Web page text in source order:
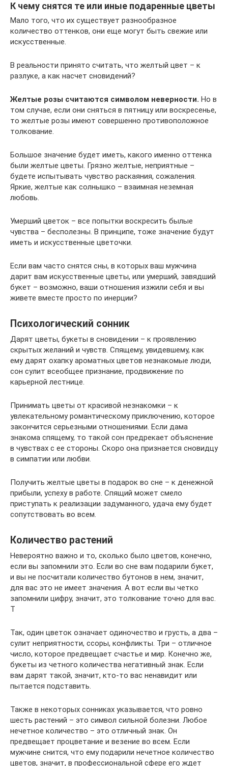
К чему снятся те или иные подаренные цветы
Мало того, что их существует разнообразное
количество оттенков, они еще могут быть свежие или
искусственные.
В реальности принято считать, что желтый цвет – к
разлуке, а как насчет сновидений?
Желтые розы считаются символом неверности. Но в
том случае, если они сняться в пятницу или воскресенье,
то желтые розы имеют совершенно противоположное
толкование.
Большое значение будет иметь, какого именно оттенка
были желтые цветы. Грязно желтые, неприятные –
будете испытывать чувство раскаяния, сожаления.
Яркие, желтые как солнышко – взаимная неземная
любовь.
Умерший цветок – все попытки воскресить былые
чувства – бесполезны. В принципе, тоже значение будут
иметь и искусственные цветочки.
Если вам часто снятся сны, в которых ваш мужчина
дарит вам искусственные цветы, или умерший, завядший
букет – возможно, ваши отношения изжили себя и вы
живете вместе просто по инерции?
Психологический сонник
Дарят цветы, букеты в сновидении – к проявлению
скрытых желаний и чувств. Спящему, увидевшему, как
ему дарят охапку ароматных цветов незнакомые люди,
сон сулит всеобщее признание, продвижение по
карьерной лестнице.
Принимать цветы от красивой незнакомки – к
увлекательному романтическому приключению, которое
закончится серьезными отношениями. Если дама
знакома спящему, то такой сон предрекает объяснение
в чувствах с ее стороны. Скоро она признается сновидцу
в симпатии или любви.
Получить желтые цветы в подарок во сне – к денежной
прибыли, успеху в работе. Спящий может смело
приступать к реализации задуманного, удача ему будет
сопутствовать во всем.
Количество растений
Невероятно важно и то, сколько было цветов, конечно,
если вы запомнили это. Если во сне вам подарили букет,
и вы не посчитали количество бутонов в нем, значит,
для вас это не имеет значения. А вот если вы четко
запомнили цифру, значит, это толкование точно для вас.
Т
Так, один цветок означает одиночество и грусть, а два –
сулит неприятности, ссоры, конфликты. Три – отличное
число, которое предвещает счастье и мир. Конечно же,
букеты из четного количества негативный знак. Если
вам дарят такой, значит, кто-то вас ненавидит или
пытается подставить.
Также в некоторых сонниках указывается, что ровно
шесть растений – это символ сильной болезни. Любое
нечетное количество – это отличный знак. Он
предвещает процветание и везение во всем. Если
мужчине снится, что ему подарили нечетное количество
цветов, значит, в профессиональной сфере его ждет